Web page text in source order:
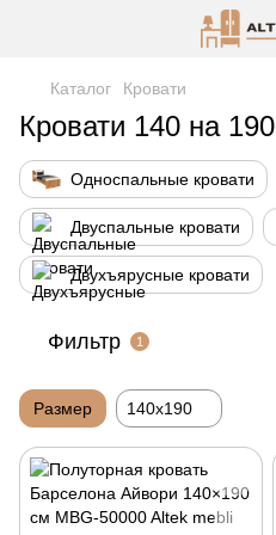
Каталог Кровати
Кровати 140 на 190
Односпальные кровати
Двуспальные кровати
Двухъярусные кровати
Фильтр 1
Размер 140х190